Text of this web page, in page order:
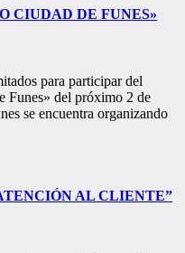
CIUDAD DE FUNES»
para participar del
Funes» del próximo 2 de
se encuentra organizando
AL CLIENTE”